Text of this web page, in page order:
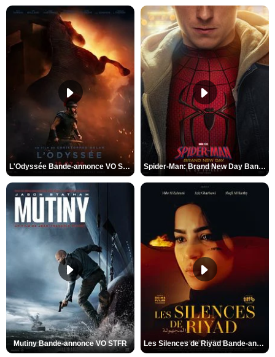
L'Odyssée Bande-annonce VO STFR Spider-Man: Brand New Day Bande-annonce VO STFR
Mutiny Bande-annonce VO STFR Les Silences de Riyad Bande-annonce VO STFR